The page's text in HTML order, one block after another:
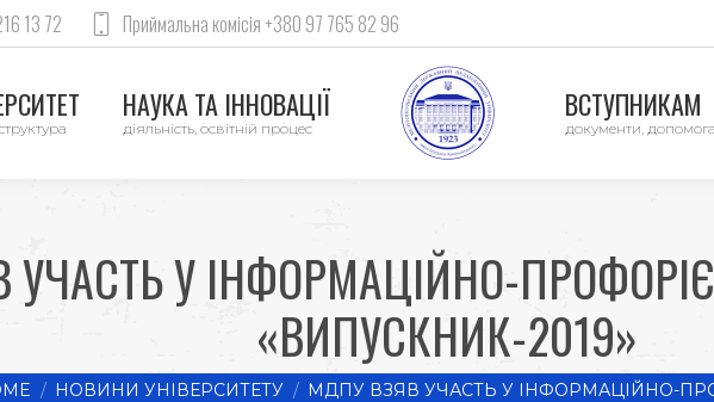
13 72 Приймальна комісія +380 97 765 82 96
НАУКА ТА ІННОВАЦІЇ
діяльність, освітній процес
ВСТУПНИКАМ
документи,
У ІНФОРМАЦІЙНО-
«ВИПУСКНИК-2019»
here:
НОВИНИ УНІВЕРСИТЕТУ МДПУ ВЗЯВ УЧАСТЬ У ІНФОРМАЦІЙНО-